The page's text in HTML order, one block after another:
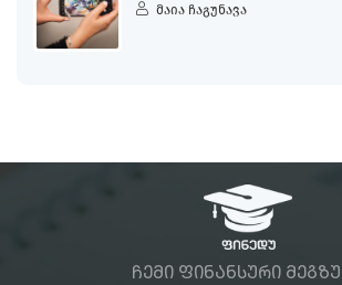
მაია ჩაგუნავა
ᲩᲔᲛᲘ ᲤᲘᲜᲐᲜᲡᲣᲠᲘ